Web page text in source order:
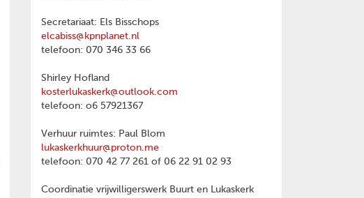
Secretariaat: Els Bisschops
elcabiss@kpnplanet.nl
telefoon: 070 346 33 66
Shirley Hofland
kosterlukaskerk@outlook.com
telefoon: o6 57921367
Verhuur ruimtes: Paul Blom
lukaskerkhuur@proton.me
telefoon: 070 42 77 261 of 06 22 91 02 93
Coordinatie vrijwilligerswerk Buurt en Lukaskerk